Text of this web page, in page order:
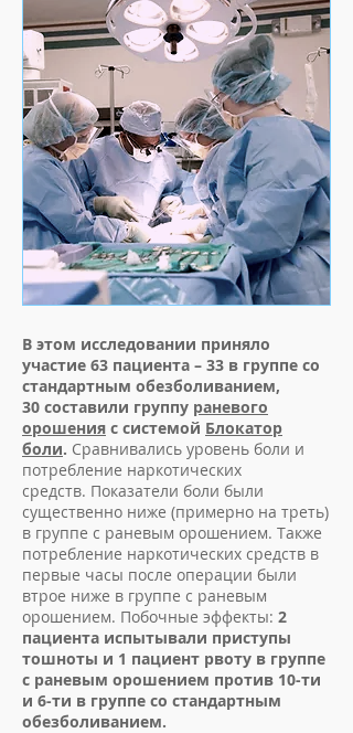
В этом исследовании приняло
участие 63 пациента – 33 в группе со
стандартным обезболиванием,
30 составили группу раневого
орошения с системой Блокатор
боли. Сравнивались уровень боли и
потребление наркотических
средств. Показатели боли были
существенно ниже (примерно на треть)
в группе с раневым орошением. Также
потребление наркотических средств в
первые часы после операции были
втрое ниже в группе с раневым
орошением. Побочные эффекты: 2
пациента испытывали приступы
тошноты и 1 пациент рвоту в группе
с раневым орошением против 10-ти
и 6-ти в группе со стандартным
обезболиванием.